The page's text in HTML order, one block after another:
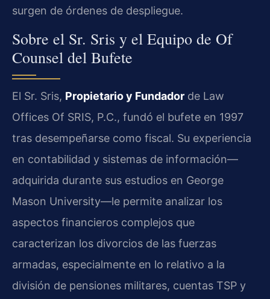
surgen de órdenes de despliegue.
Sobre el Sr. Sris y el Equipo de Of
Counsel del Bufete
El Sr. Sris, Propietario y Fundador de Law
Offices Of SRIS, P.C., fundó el bufete en 1997
tras desempeñarse como fiscal. Su experiencia
en contabilidad y sistemas de información—
adquirida durante sus estudios en George
Mason University—le permite analizar los
aspectos financieros complejos que
caracterizan los divorcios de las fuerzas
armadas, especialmente en lo relativo a la
división de pensiones militares, cuentas TSP y